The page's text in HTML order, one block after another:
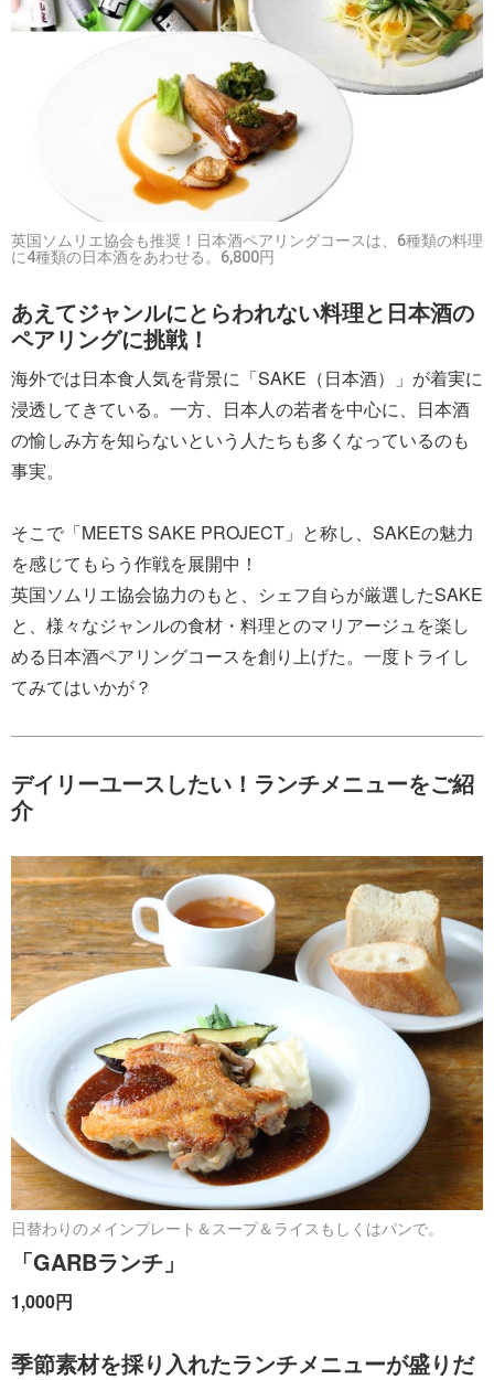
英国ソムリエ協会も推奨！日本酒ペアリングコースは、6種類の料理
に4種類の日本酒をあわせる。6,800円
あえてジャンルにとらわれない料理と日本酒の
ペアリングに挑戦！
海外では日本食人気を背景に「SAKE（日本酒）」が着実に
浸透してきている。一方、日本人の若者を中心に、日本酒
の愉しみ方を知らないという人たちも多くなっているのも
事実。
そこで「MEETS SAKE PROJECT」と称し、SAKEの魅力
を感じてもらう作戦を展開中！
英国ソムリエ協会協力のもと、シェフ自らが厳選したSAKE
と、様々なジャンルの食材・料理とのマリアージュを楽し
める日本酒ペアリングコースを創り上げた。一度トライし
てみてはいかが？
デイリーユースしたい！ランチメニューをご紹
介
日替わりのメインプレート＆スープ＆ライスもしくはパンで。
「GARBランチ」
1,000円
季節素材を採り入れたランチメニューが盛りだ